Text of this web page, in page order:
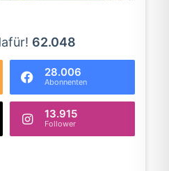
62.048
28.006
Abonnenten
13.915
Follower